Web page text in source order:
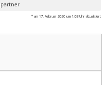
* am 17. Februar 2020 um 1:03 Uhr aktualisiert